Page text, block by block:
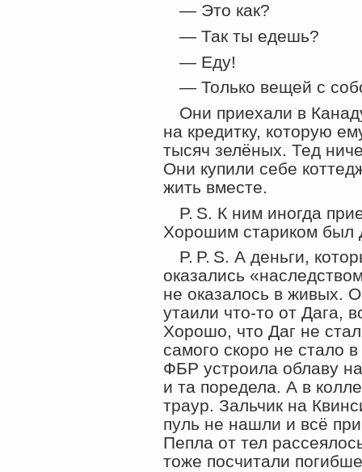
— Это как?
— Так ты едешь?
— Еду!
— Только вещей с
Они приехали в
на кредитку, которую
тысяч зелёных. Тед
Они купили себе
жить вместе.
P. S. К ним иногда
Хорошим стариком был
P. P. S. А деньги,
оказались
не оказалось в живых.
утаили что-то от Дага,
Хорошо, что Даг не
самого скоро не стало
ФБР устроила облаву
и та поредела. А в
траур. Зальчик на
пуль не нашли и всё
Пепла от тел
тоже посчитали